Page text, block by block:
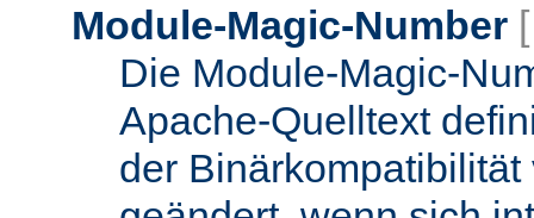
Module-Magic-Number
Die Module-Magic-
Apache-Quelltext
der